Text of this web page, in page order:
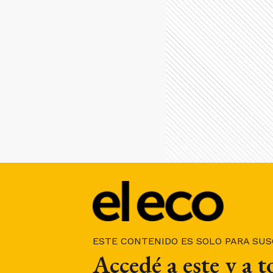
ESTE CONTENIDO ES SOLO PARA
Accedé a este y a